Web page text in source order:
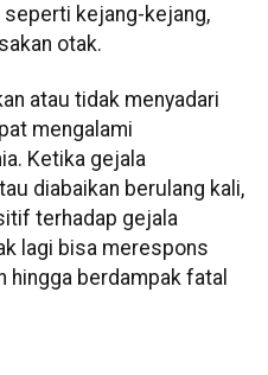
kejang-kejang,
otak.
atau tidak menyadari
mengalami
Ketika gejala
diabaikan berulang kali,
terhadap gejala
lagi bisa merespons
hingga berdampak fatal